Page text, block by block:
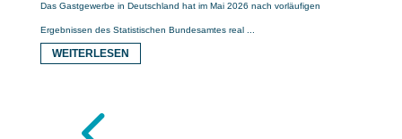
Das Gastgewerbe in Deutschland hat im Mai 2026 nach vorläufigen
Ergebnissen des Statistischen Bundesamtes real ...
WEITERLESEN